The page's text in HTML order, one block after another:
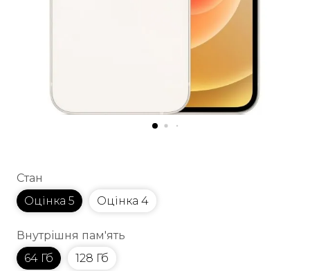
Стан
Оцінка 5
Оцінка 4
Внутрішня пам'ять
64 Гб
128 Гб